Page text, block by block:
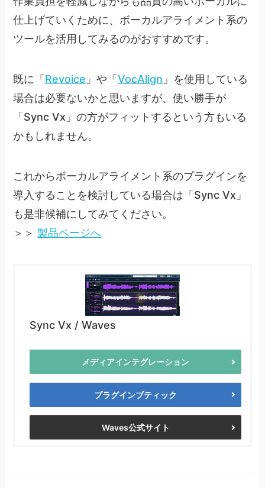
仕上げていくために、ボーカルアライメント系の
ツールを活用してみるのがおすすめです。
既に「 Revoice 」や「VocAlign 」を使用している
場合は必要ないかと思いますが、使い勝手が
「Sync Vx」の方がフィットするという方もいる
かもしれません。
これからボーカルアライメント系のプラグインを
導入することを検討している場合は「Sync Vx」
も是非候補にしてみてください。
＞＞ 製品ページへ
Sync Vx / Waves
メディアインテグレーション
プラグインブティック
Waves公式サイト